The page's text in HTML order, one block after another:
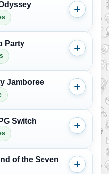
Party
Jamboree
Switch
of the Seven